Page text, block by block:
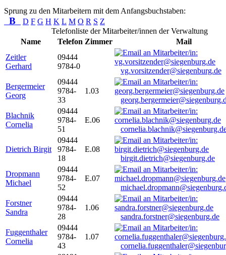
Sprung zu den Mitarbeitern mit dem Anfangsbuchstaben:
B D F G H K L M O R S Z
Telefonliste der Mitarbeiter/innen der Verwaltung
Name
Telefon Zimmer
Mail
Zeitler
Gerhard
09444
9784-0
vg.vorsitzender@siegenburg.de
Bergermeier
Georg
09444
9784-
33
1.03
Blachnik
Cornelia
09444
9784-
51
E.06
Dietrich Birgit
09444
9784-
18
E.08
birgit.dietrich@siegenburg.de
Dropmann
Michael
09444
9784-
52
E.07
Forstner
Sandra
09444
9784-
28
1.06
sandra.forstner@siegenburg.de
Fuggenthaler
Cornelia
09444
9784-
43
1.07